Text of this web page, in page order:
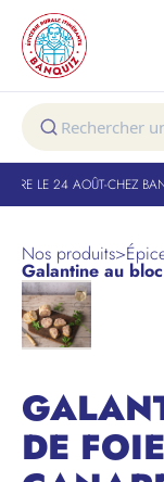
LE 24 AOÛT-CHEZ
Nos produits>
Galantine au
DE